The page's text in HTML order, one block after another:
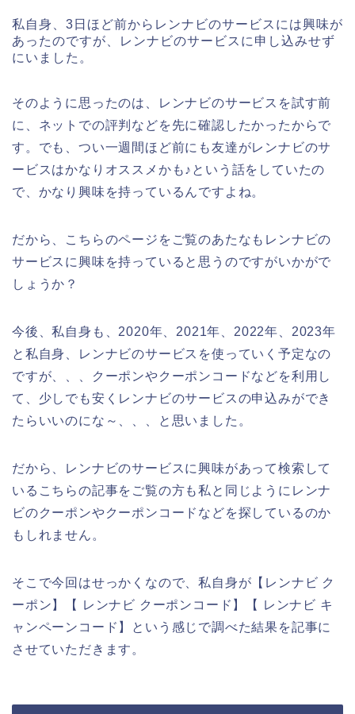
私自身、3日ほど前からレンナビのサービスには興味が
あったのですが、レンナビのサービスに申し込みせず
にいました。
そのように思ったのは、レンナビのサービスを試す前
に、ネットでの評判などを先に確認したかったからで
す。でも、つい一週間ほど前にも友達がレンナビのサ
ービスはかなりオススメかも♪という話をしていたの
で、かなり興味を持っているんですよね。
だから、こちらのページをご覧のあたなもレンナビの
サービスに興味を持っていると思うのですがいかがで
しょうか？
今後、私自身も、2020年、2021年、2022年、2023年
と私自身、レンナビのサービスを使っていく予定なの
ですが、、、クーポンやクーポンコードなどを利用し
て、少しでも安くレンナビのサービスの申込みができ
たらいいのにな～、、、と思いました。
だから、レンナビのサービスに興味があって検索して
いるこちらの記事をご覧の方も私と同じようにレンナ
ビのクーポンやクーポンコードなどを探しているのか
もしれません。
そこで今回はせっかくなので、私自身が【レンナビ ク
ーポン】【 レンナビ クーポンコード】【 レンナビ キ
ャンペーンコード】という感じで調べた結果を記事に
させていただきます。